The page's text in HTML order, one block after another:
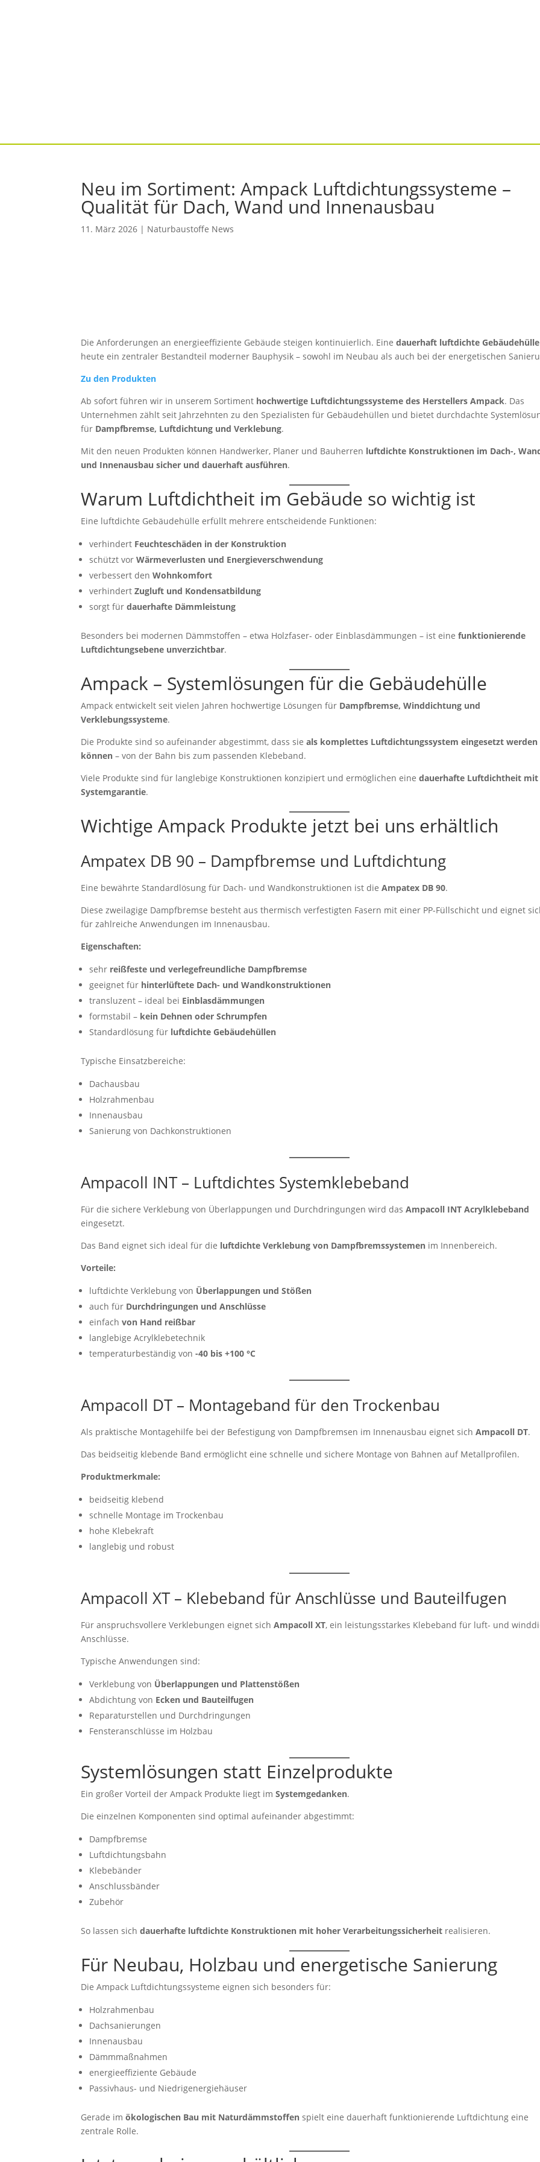
Neu im Sortiment: Ampack Luftdichtungssysteme –
Qualität für Dach, Wand und Innenausbau
11. März 2026 | Naturbaustoffe News
Die Anforderungen an energieeffiziente Gebäude steigen kontinuierlich. Einedauerhaft luftdichte Gebäudehülle
heute ein zentraler Bestandteil moderner Bauphysik – sowohl im Neubau als auch bei der energetischen
Zu den Produkten
Ab sofort führen wir in unserem Sortiment hochwertige Luftdichtungssysteme des Herstellers Ampack. Das
Unternehmen zählt seit Jahrzehnten zu den Spezialisten für Gebäudehüllen und bietet durchdachte
für Dampfbremse, Luftdichtung und Verklebung.
Mit den neuen Produkten können Handwerker, Planer und Bauherren luftdichte Konstruktionen im Dach-,
und Innenausbau sicher und dauerhaft ausführen.
Warum Luftdichtheit im Gebäude so wichtig ist
Eine luftdichte Gebäudehülle erfüllt mehrere entscheidende Funktionen:
verhindert Feuchteschäden in der Konstruktion
schützt vorWärmeverlusten und Energieverschwendung
verbessert denWohnkomfort
verhindertZugluft und Kondensatbildung
sorgt fürdauerhafte Dämmleistung
Besonders bei modernen Dämmstoffen – etwa Holzfaser- oder Einblasdämmungen – ist einefunktionierende
Luftdichtungsebene unverzichtbar.
Ampack – Systemlösungen für die Gebäudehülle
Ampack entwickelt seit vielen Jahren hochwertige Lösungen für Dampfbremse, Winddichtung und
Verklebungssysteme.
Die Produkte sind so aufeinander abgestimmt, dass sieals komplettes Luftdichtungssystem eingesetzt werden
können – von der Bahn bis zum passenden Klebeband.
Viele Produkte sind für langlebige Konstruktionen konzipiert und ermöglichen einedauerhafte Luftdichtheit mit
Systemgarantie.
Wichtige Ampack Produkte jetzt bei uns erhältlich
Ampatex DB 90 – Dampfbremse und Luftdichtung
Eine bewährte Standardlösung für Dach- und Wandkonstruktionen ist dieAmpatex DB 90.
Diese zweilagige Dampfbremse besteht aus thermisch verfestigten Fasern mit einer PP-Füllschicht und eignet
für zahlreiche Anwendungen im Innenausbau.
Eigenschaften:
sehr reißfeste und verlegefreundliche Dampfbremse
geeignet für hinterlüftete Dach- und Wandkonstruktionen
transluzent – ideal bei Einblasdämmungen
formstabil – kein Dehnen oder Schrumpfen
Standardlösung für luftdichte Gebäudehüllen
Typische Einsatzbereiche:
Dachausbau
Holzrahmenbau
Innenausbau
Sanierung von Dachkonstruktionen
Ampacoll INT – Luftdichtes Systemklebeband
Für die sichere Verklebung von Überlappungen und Durchdringungen wird dasAmpacoll INT Acrylklebeband
eingesetzt.
Das Band eignet sich ideal für die luftdichte Verklebung von Dampfbremssystemen im Innenbereich.
Vorteile:
luftdichte Verklebung von Überlappungen und Stößen
auch für Durchdringungen und Anschlüsse
einfachvon Hand reißbar
langlebige Acrylklebetechnik
temperaturbeständig von-40 bis +100 °C
Ampacoll DT – Montageband für den Trockenbau
Als praktische Montagehilfe bei der Befestigung von Dampfbremsen im Innenausbau eignet sichAmpacoll DT.
Das beidseitig klebende Band ermöglicht eine schnelle und sichere Montage von Bahnen auf Metallprofilen.
Produktmerkmale:
beidseitig klebend
schnelle Montage im Trockenbau
hohe Klebekraft
langlebig und robust
Ampacoll XT – Klebeband für Anschlüsse und Bauteilfugen
Für anspruchsvollere Verklebungen eignet sichAmpacoll XT, ein leistungsstarkes Klebeband für luft- und
Anschlüsse.
Typische Anwendungen sind:
Verklebung von Überlappungen und Plattenstößen
Abdichtung von Ecken und Bauteilfugen
Reparaturstellen und Durchdringungen
Fensteranschlüsse im Holzbau
Systemlösungen statt Einzelprodukte
Ein großer Vorteil der Ampack Produkte liegt imSystemgedanken.
Die einzelnen Komponenten sind optimal aufeinander abgestimmt:
Dampfbremse
Luftdichtungsbahn
Klebebänder
Anschlussbänder
Zubehör
So lassen sichdauerhafte luftdichte Konstruktionen mit hoher Verarbeitungssicherheit realisieren.
Für Neubau, Holzbau und energetische Sanierung
Die Ampack Luftdichtungssysteme eignen sich besonders für:
Holzrahmenbau
Dachsanierungen
Innenausbau
Dämmmaßnahmen
energieeffiziente Gebäude
Passivhaus- und Niedrigenergiehäuser
Gerade imökologischen Bau mit Naturdämmstoffen spielt eine dauerhaft funktionierende Luftdichtung eine
zentrale Rolle.